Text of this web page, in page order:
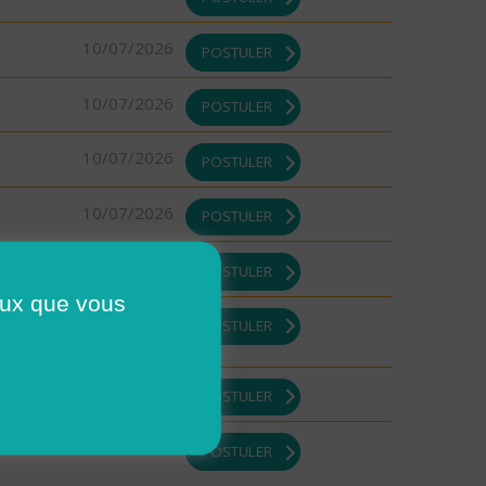
10/07/2026 POSTULER
10/07/2026 POSTULER
10/07/2026 POSTULER
10/07/2026 POSTULER
POSTULER
POSTULER
POSTULER
POSTULER
que vous